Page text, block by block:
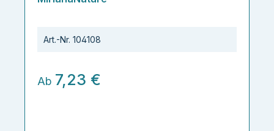
Art.-Nr. 104108
Ab 7,23 €